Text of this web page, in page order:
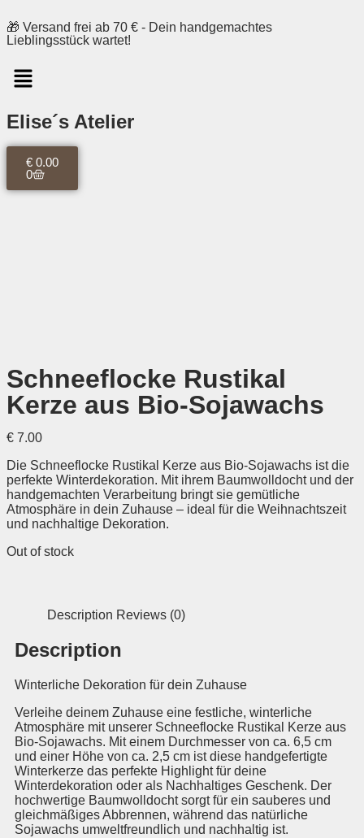
🎁 Versand frei ab 70 € - Dein handgemachtes
Lieblingsstück wartet!
Elise´s Atelier
€ 0.00
0
Schneeflocke Rustikal
Kerze aus Bio-Sojawachs
€ 7.00
Die Schneeflocke Rustikal Kerze aus Bio-Sojawachs ist die
perfekte Winterdekoration. Mit ihrem Baumwolldocht und der
handgemachten Verarbeitung bringt sie gemütliche
Atmosphäre in dein Zuhause – ideal für die Weihnachtszeit
und nachhaltige Dekoration.
Out of stock
Description Reviews (0)
Description
Winterliche Dekoration für dein Zuhause
Verleihe deinem Zuhause eine festliche, winterliche
Atmosphäre mit unserer Schneeflocke Rustikal Kerze aus
Bio-Sojawachs. Mit einem Durchmesser von ca. 6,5 cm
und einer Höhe von ca. 2,5 cm ist diese handgefertigte
Winterkerze das perfekte Highlight für deine
Winterdekoration oder als Nachhaltiges Geschenk. Der
hochwertige Baumwolldocht sorgt für ein sauberes und
gleichmäßiges Abbrennen, während das natürliche
Sojawachs umweltfreundlich und nachhaltig ist.